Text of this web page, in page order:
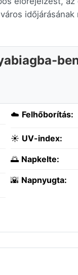
☁️ Felhőborítás:
☀️ UV-index:
🌅 Napkelte:
🌇 Napnyugta: